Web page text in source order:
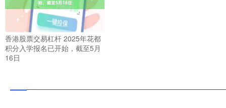
香港股票交易杠杆 2025年花都
积分入学报名已开始，截至5月
16日